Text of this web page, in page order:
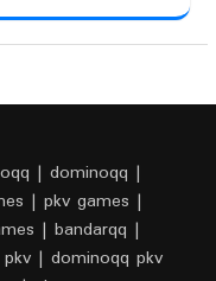
|dominoqq |
|pkv games |
|bandarqq |
|dominoqq pkv